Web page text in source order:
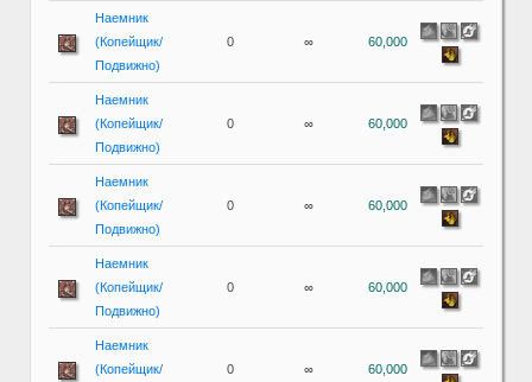
Наемник
(Копейщик/
Подвижно)
0 ∞ 60,000
Наемник
(Копейщик/
Подвижно)
0 ∞ 60,000
Наемник
(Копейщик/
Подвижно)
0 ∞ 60,000
Наемник
(Копейщик/
Подвижно)
0 ∞ 60,000
Наемник
(Копейщик/
0 ∞ 60,000